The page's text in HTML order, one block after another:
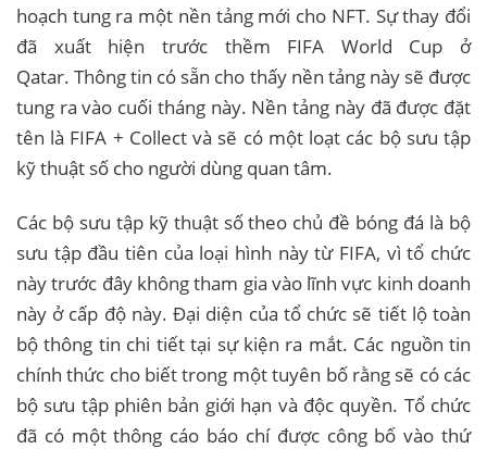
hoạch tung ra một nền tảng mới cho NFT. Sự thay đổi
đã xuất hiện trước thềm FIFA World Cup ở
Qatar. Thông tin có sẵn cho thấy nền tảng này sẽ được
tung ra vào cuối tháng này. Nền tảng này đã được đặt
tên là FIFA + Collect và sẽ có một loạt các bộ sưu tập
kỹ thuật số cho người dùng quan tâm.
Các bộ sưu tập kỹ thuật số theo chủ đề bóng đá là bộ
sưu tập đầu tiên của loại hình này từ FIFA, vì tổ chức
này trước đây không tham gia vào lĩnh vực kinh doanh
này ở cấp độ này. Đại diện của tổ chức sẽ tiết lộ toàn
bộ thông tin chi tiết tại sự kiện ra mắt. Các nguồn tin
chính thức cho biết trong một tuyên bố rằng sẽ có các
bộ sưu tập phiên bản giới hạn và độc quyền. Tổ chức
đã có một thông cáo báo chí được công bố vào thứ